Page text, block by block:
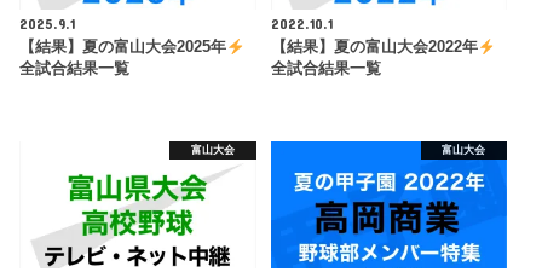
2025.9.1
【結果】夏の富山大会2025年
全試合結果一覧
2022.10.1
【結果】夏の富山大会2022年
全試合結果一覧
富山大会 富山大会